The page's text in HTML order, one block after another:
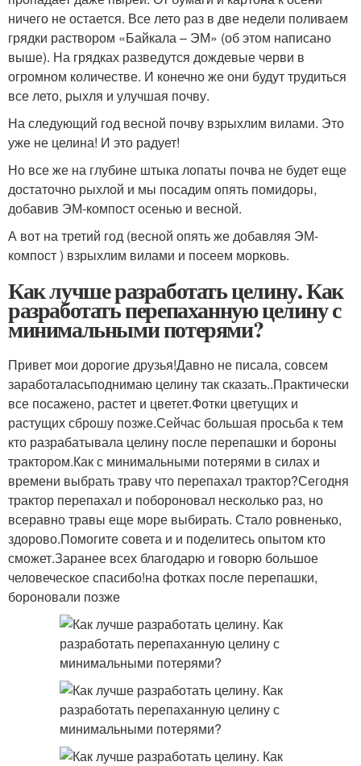
ничего не остается. Все лето раз в две недели поливаем
грядки раствором «Байкала – ЭМ» (об этом написано
выше). На грядках разведутся дождевые черви в
огромном количестве. И конечно же они будут трудиться
все лето, рыхля и улучшая почву.
На следующий год весной почву взрыхлим вилами. Это
уже не целина! И это радует!
Но все же на глубине штыка лопаты почва не будет еще
достаточно рыхлой и мы посадим опять помидоры,
добавив ЭМ-компост осенью и весной.
А вот на третий год (весной опять же добавляя ЭМ-
компост ) взрыхлим вилами и посеем морковь.
Как лучше разработать целину. Как
разработать перепаханную целину с
минимальными потерями?
Привет мои дорогие друзья!Давно не писала, совсем
заработаласьподнимаю целину так сказать..Практически
все посажено, растет и цветет.Фотки цветущих и
растущих сброшу позже.Сейчас большая просьба к тем
кто разрабатывала целину после перепашки и бороны
трактором.Как с минимальными потерями в силах и
времени выбрать траву что перепахал трактор?Сегодня
трактор перепахал и побороновал несколько раз, но
всеравно травы еще море выбирать. Стало ровненько,
здорово.Помогите совета и и поделитесь опытом кто
сможет.Заранее всех благодарю и говорю большое
человеческое спасибо!на фотках после перепашки,
бороновали позже